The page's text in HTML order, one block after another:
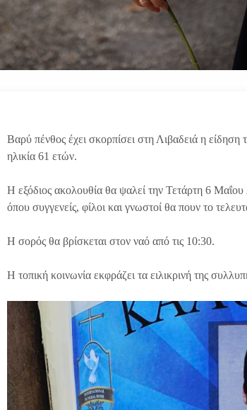
Βαρύ πένθος έχει σκορπίσει στη Λιβαδειά η
ηλικία 61 ετών.
Η εξόδιος ακολουθία θα ψαλεί την Τετάρτη 6
όπου συγγενείς, φίλοι και γνωστοί θα πουν το
Η σορός θα βρίσκεται στον ναό από τις 10:30.
Η τοπική κοινωνία εκφράζει τα ειλικρινή της